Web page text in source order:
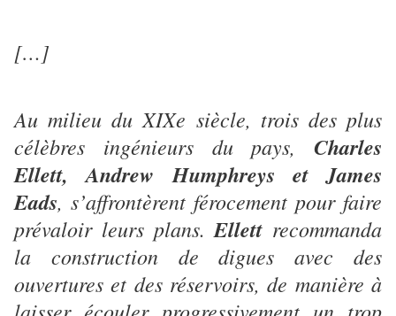
[…]
Au milieu du XIXe siècle, trois des plus
célèbres ingénieurs du pays, Charles
Ellett, Andrew Humphreys et James
Eads, s’affrontèrent férocement pour faire
prévaloir leurs plans.Ellett recommanda
la construction de digues avec des
ouvertures et des réservoirs, de manière à